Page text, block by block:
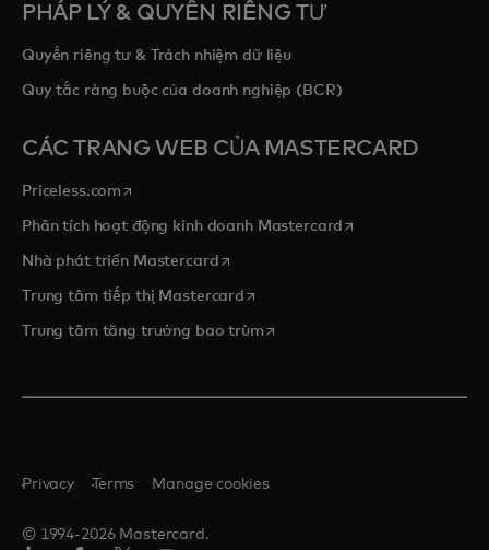
PHÁP LÝ & QUYỀN RIÊNG TƯ
Quyền riêng tư & Trách nhiệm dữ liệu
Quy tắc ràng buộc của doanh nghiệp (BCR)
CÁC TRANG WEB CỦA MASTERCARD
Priceless.com opens in a new tab
Phân tích hoạt động kinh doanh Mastercard opens in a new tab
Nhà phát triển Mastercardopens in a new tab
Trung tâm tiếp thị Mastercardopens in a new tab
Trung tâm tăng trưởng bao trùmopens in a new tab
© 1994-2026 Mastercard.
Privacy Terms Manage cookies